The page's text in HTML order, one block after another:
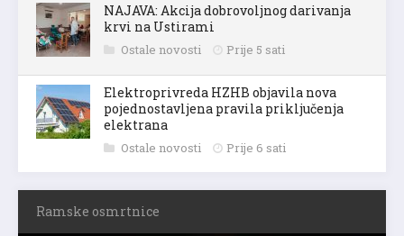
NAJAVA: Akcija dobrovoljnog darivanja
krvi na Ustirami
Ostale novosti Prije 5 sati
Elektroprivreda HZHB objavila nova
pojednostavljena pravila priključenja
elektrana
Ostale novosti Prije 6 sati
Ramske osmrtnice